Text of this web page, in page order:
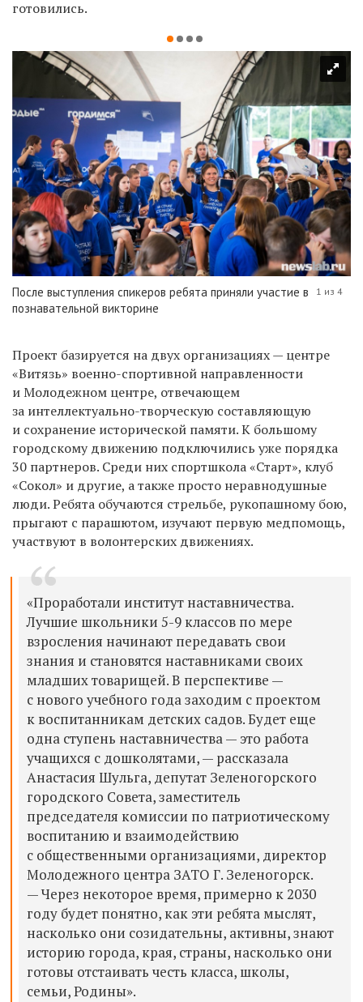
готовились.
После выступления спикеров ребята приняли участие в
познавательной викторине
1 из 4
Проект базируется на двух организациях — центре
«Витязь» военно-спортивной направленности
и Молодежном центре, отвечающем
за интеллектуально-творческую составляющую
и сохранение исторической памяти. К большому
городскому движению подключились уже порядка
30 партнеров. Среди них спортшкола «Старт», клуб
«Сокол» и другие, а также просто неравнодушные
люди. Ребята обучаются стрельбе, рукопашному бою,
прыгают с парашютом, изучают первую медпомощь,
участвуют в волонтерских движениях.
«Проработали институт наставничества.
Лучшие школьники 5-9 классов по мере
взросления начинают передавать свои
знания и становятся наставниками своих
младших товарищей. В перспективе —
с нового учебного года заходим с проектом
к воспитанникам детских садов. Будет еще
одна ступень наставничества — это работа
учащихся с дошколятами, — рассказала
Анастасия Шульга, депутат Зеленогорского
городского Совета, заместитель
председателя комиссии по патриотическому
воспитанию и взаимодействию
с общественными организациями, директор
Молодежного центра ЗАТО Г. Зеленогорск.
— Через некоторое время, примерно к 2030
году будет понятно, как эти ребята мыслят,
насколько они созидательны, активны, знают
историю города, края, страны, насколько они
готовы отстаивать честь класса, школы,
семьи, Родины».